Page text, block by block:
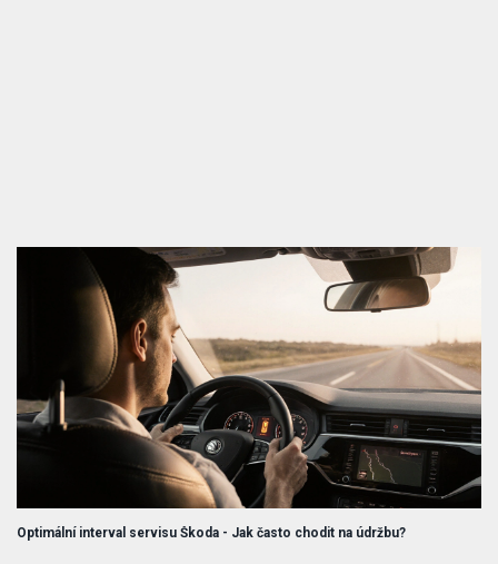
Optimální interval servisu Škoda - Jak často chodit na údržbu?